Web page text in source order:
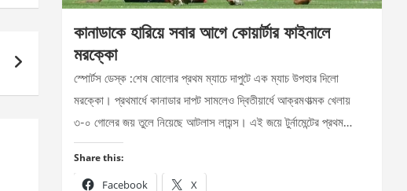
কানাডাকে হারিয়ে সবার আগে কোয়ার্টার ফাইনালে
মরক্কো
স্পোর্টস ডেস্ক :শেষ ষোলোর প্রথম ম্যাচে দাপুটে এক ম্যাচ উপহার দিলো
মরক্কো। প্রথমার্ধে কানাডার দাপট সামলেও দ্বিতীয়ার্ধে আক্রমণাত্মক খেলায়
৩-০ গোলের জয় তুলে নিয়েছে আটলাস লায়ন্স। এই জয়ে টুর্নামেন্টের প্রথম…
Share this:
Facebook X